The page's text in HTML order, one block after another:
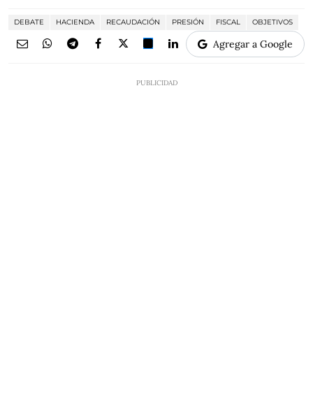
DEBATE HACIENDA RECAUDACIÓN PRESIÓN FISCAL OBJETIVOS
Agregar a Google